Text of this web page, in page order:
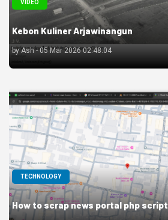
VIDEO
Kebon Kuliner Arjawinangun
by Ash - 05 Mar 2026 02:48:04
TECHNOLOGY
How to scrap news portal php script